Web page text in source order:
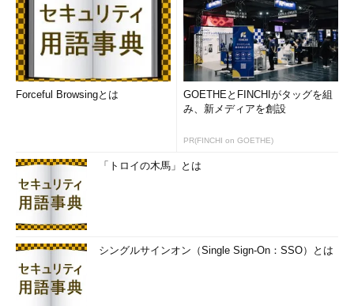
2つ目は、「Microsoft Graph API」のサポート。これには、
SharePointとMicrosoft Plannerと連携するAPIも含まれる。
Microsoft Graphは、人、会話、プロジェクト、スケジュール、
プロセス、コンテンツといったOffice 365のデータを、それぞれ
の連携を分析した上で、開発者にアクセスを提供する。これで得
られる洞察を基に、開発者はさらにスマートなワークスタイルを
実現するためのアプリを開発しやすくなるとマイクロソフトは述
3つ目は、データ連携の拡張性の向上。本番向け
SaaS（Software as a Service）アプリケーションをAzure上で
ホストし、Azure Webサイトからサインアップしている開発者
は、PowerAppsとMicrosoft Flowの標準コネクターを経由して、
アプリのデータやワークフローを自動的に承認されたOffice 365
ユーザーに拡張できるようになった。
全ての開発者にAI機能を提供する
Forceful Browsingとは
GOETHEとFINCHIがタッグを組
み、新メディアを創設
PR(FINCHI on GOETHE)
「トロイの木馬」とは
シングルサインオン（Single Sign-On：SSO）とは